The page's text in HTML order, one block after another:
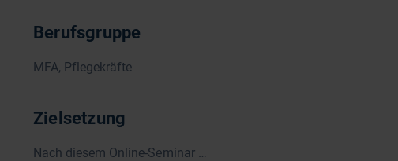
Berufsgruppe
MFA, Pflegekräfte
Zielsetzung
Nach diesem Online-Seminar …